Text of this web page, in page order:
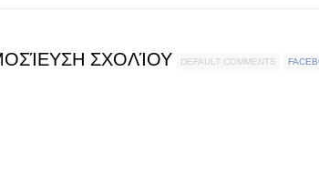
ΣΧΟΛΊΟΥ DEFAULT COMMENTS